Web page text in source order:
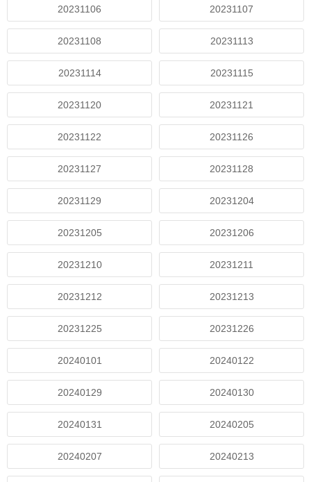
20231106 20231107
20231108 20231113
20231114 20231115
20231120 20231121
20231122 20231126
20231127 20231128
20231129 20231204
20231205 20231206
20231210 20231211
20231212 20231213
20231225 20231226
20240101 20240122
20240129 20240130
20240131 20240205
20240207 20240213